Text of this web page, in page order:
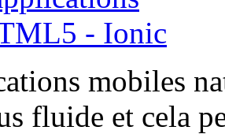
mobiles
fluide et cela